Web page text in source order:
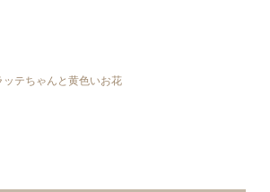
ッテちゃんと黄色いお花